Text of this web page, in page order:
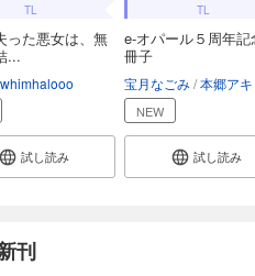
TL
った悪女は、無
...
whimhalooo
試し読み
TL
e-オパール５周年記
冊子
宝月なごみ 本郷アキ
NEW
試し読み
刊